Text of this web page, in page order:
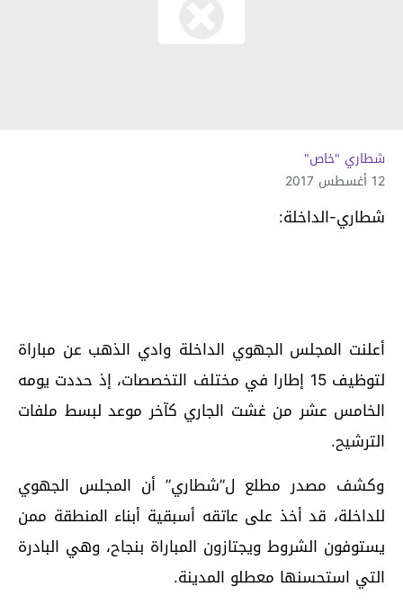
شطاري "خاص"
12 أغسطس 2017
شطاري-الداخلة:
أعلنت المجلس الجهوي الداخلة وادي الذهب عن مباراة
لتوظيف 15 إطارا في مختلف التخصصات، إذ حددت يومه
الخامس عشر من غشت الجاري كآخر موعد لبسط ملفات
الترشيح.
وكشف مصدر مطلع ل”شطاري” أن المجلس الجهوي
للداخلة، قد أخذ على عاتقه أسبقية أبناء المنطقة ممن
يستوفون الشروط ويجتازون المباراة بنجاح، وهي البادرة
التي استحسنها معطلو المدينة.